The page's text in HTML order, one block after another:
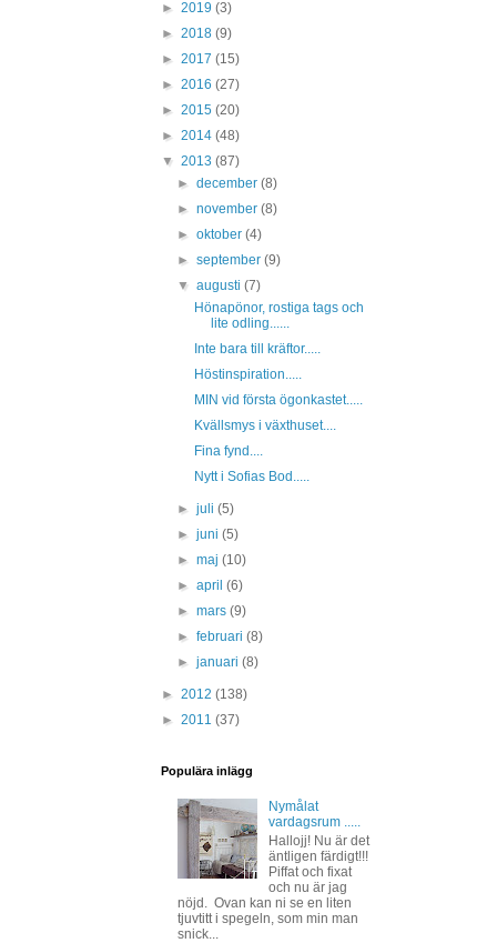
► 2019 (3)
► 2018 (9)
► 2017 (15)
► 2016 (27)
► 2015 (20)
► 2014 (48)
▼ 2013 (87)
►december(8)
►november(8)
►oktober(4)
►september(9)
▼augusti(7)
Hönapönor, rostiga tags och
lite odling......
Inte bara till kräftor.....
Höstinspiration.....
MIN vid första ögonkastet.....
Kvällsmys i växthuset....
Fina fynd....
Nytt i Sofias Bod.....
►juli(5)
►juni(5)
►maj(10)
►april(6)
►mars(9)
►februari(8)
►januari(8)
► 2012 (138)
► 2011 (37)
Populära inlägg
Nymålat
vardagsrum .....
Hallojj! Nu är det
äntligen färdigt!!!
Piffat och fixat
och nu är jag
nöjd. Ovan kan ni se en liten
tjuvtitt i spegeln, som min man
snick...